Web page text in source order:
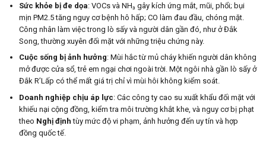
Sức khỏe bị đe dọa: VOCs và NH₃ gây kích ứng mắt, mũi, phổi; bụi
mịn PM2.5 tăng nguy cơ bệnh hô hấp; CO làm đau đầu, chóng mặt.
Công nhân làm việc trong lò sấy và người dân gần đó, như ở Đắk
Song, thường xuyên đối mặt với những triệu chứng này.
Cuộc sống bị ảnh hưởng: Mùi hắc từ mủ cháy khiến người dân không
mở được cửa sổ, trẻ em ngại chơi ngoài trời. Một ngôi nhà gần lò sấy ở
Đắk R’Lấp có thể mất giá trị chỉ vì mùi hôi không kiểm soát.
Doanh nghiệp chịu áp lực: Các công ty cao su xuất khẩu đối mặt với
khiếu nại cộng đồng, kiểm tra môi trường khắt khe, và nguy cơ bị phạt
theo Nghị địnhtùy mức độ vi phạm, ảnh hưởng đến uy tín và hợp
đồng quốc tế.